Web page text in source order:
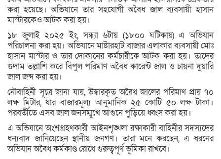
করা হয়েছে। অভিযানে তার সহযোগী অবৈধ জাল ব্যবসায়ী হাসান
মাস্টারকেও আটক করা হয়।
১৮ জুলাই ২০২৫ ইং, সন্ধ্যা ৬টায় (১৮০০ ঘটিকায়) এ অভিযান
পরিচালনা করা হয়। অভিযানে মাষ্টারহাট বাজার এলাকার ব্যবসায়ী মোঃ
হাসান মাস্টার ও তার দোকানের কর্মচারীকে আটক করা হয়। তাদের
গুদাম তল্লাশি করে বিপুল পরিমাণ অবৈধ কারেন্ট জাল ও চায়না দুয়ারি
জাল জব্দ করা হয়।
নৌবাহিনী সূত্রে জানা যায়, উদ্ধারকৃত অবৈধ জালের পরিমাণ প্রায় ৭০
লক্ষ মিটার, যার বাজারমূল্য আনুমানিক ২৫ কোটি ৫০ লক্ষ টাকা।
পরবর্তীতে এসব জাল জনসম্মুখে আগুনে পুড়িয়ে ধ্বংস করা হয়।
এ অভিযানে অংশগ্রহণকারী আইনশৃঙ্খলা রক্ষাকারী বাহিনীর সদস্যদের
ধন্যবাদ জানিয়েছেন স্থানীয় জনগণ। তারা মনে করছেন, এ ধরনের
অভিযান অবৈধ কর্মকাণ্ড রোধে গুরুত্বপূর্ণ ভূমিকা রাখবে।